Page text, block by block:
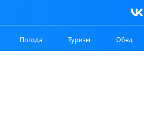
Погода Туризм Обед